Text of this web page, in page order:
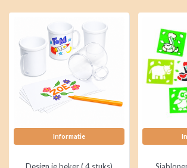
Informatie
Design je beker ( 4 stuks)